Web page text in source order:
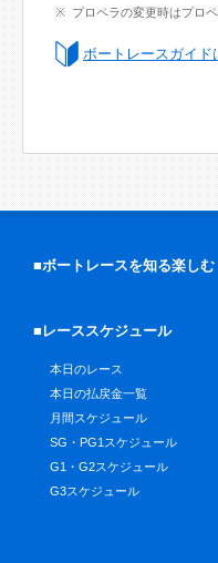
プロペラの変更時はプロ
ボートレースガイド
■ボートレースを知る楽しむ
■レーススケジュール
本日のレース
本日の払戻金一覧
月間スケジュール
SG・PG1スケジュール
G1・G2スケジュール
G3スケジュール